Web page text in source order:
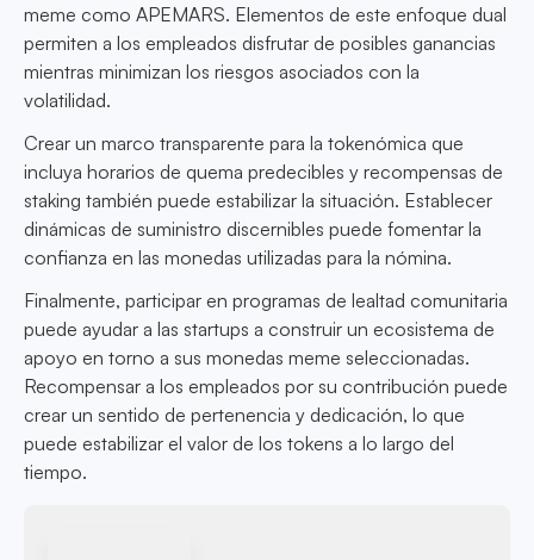
meme como APEMARS. Elementos de este enfoque dual
permiten a los empleados disfrutar de posibles ganancias
mientras minimizan los riesgos asociados con la
volatilidad.
Crear un marco transparente para la tokenómica que
incluya horarios de quema predecibles y recompensas de
staking también puede estabilizar la situación. Establecer
dinámicas de suministro discernibles puede fomentar la
confianza en las monedas utilizadas para la nómina.
Finalmente, participar en programas de lealtad comunitaria
puede ayudar a las startups a construir un ecosistema de
apoyo en torno a sus monedas meme seleccionadas.
Recompensar a los empleados por su contribución puede
crear un sentido de pertenencia y dedicación, lo que
puede estabilizar el valor de los tokens a lo largo del
tiempo.